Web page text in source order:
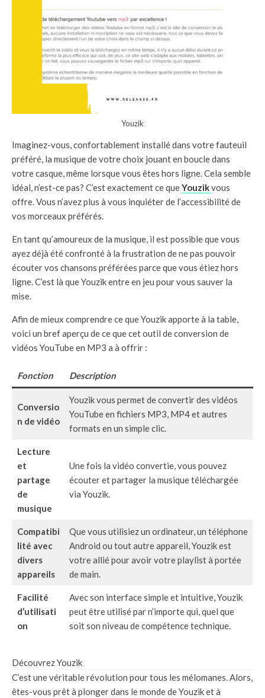
Youzik
Imaginez-vous, confortablement installé dans votre fauteuil
préféré, la musique de votre choix jouant en boucle dans
votre casque, même lorsque vous êtes hors ligne. Cela semble
idéal, n’est-ce pas? C’est exactement ce queYouzikvous
offre. Vous n’avez plus à vous inquiéter de l’accessibilité de
vos morceaux préférés.
En tant qu’amoureux de la musique, il est possible que vous
ayez déjà été confronté à la frustration de ne pas pouvoir
écouter vos chansons préférées parce que vous étiez hors
ligne. C’est là que Youzik entre en jeu pour vous sauver la
mise.
Afin de mieux comprendre ce que Youzik apporte à la table,
voici un bref aperçu de ce que cet outil de conversion de
vidéos YouTube en MP3 a à offrir :
Fonction Description
Conversio
n de vidéo
Youzik vous permet de convertir des vidéos
YouTube en fichiers MP3, MP4 et autres
formats en un simple clic.
Lecture
et
partage
de
musique
Une fois la vidéo convertie, vous pouvez
écouter et partager la musique téléchargée
via Youzik.
Compatibi
lité avec
divers
appareils
Que vous utilisiez un ordinateur, un téléphone
Android ou tout autre appareil, Youzik est
votre allié pour avoir votre playlist à portée
de main.
Facilité
d’utilisati
on
Avec son interface simple et intuitive, Youzik
peut être utilisé par n’importe qui, quel que
soit son niveau de compétence technique.
Découvrez Youzik
C’est une véritable révolution pour tous les mélomanes. Alors,
êtes-vous prêt à plonger dans le monde de Youzik et à